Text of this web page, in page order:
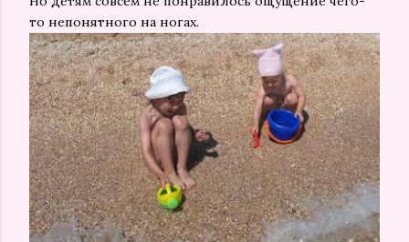
то непонятного на ногах.